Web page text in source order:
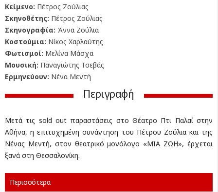
Κείμενο: Πέτρος Ζούλιας
Σκηνοθέτης: Πέτρος Ζούλιας
Σκηνογραφία: Άννα Ζούλια
Κοστούμια: Νίκος Χαρλαύτης
Φωτισμοί: Μελίνα Μάσχα
Μουσική: Παναγιώτης Τσεβάς
Ερμηνεύουν: Νένα Μεντή
Περιγραφή
Μετά τις sold out παραστάσεις στο Θέατρο Πτι Παλαί στην
Αθήνα, η επιτυχημένη συνάντηση του Πέτρου Ζούλια και της
Νένας Μεντή, στον θεατρικό μονόλογο «ΜΙΑ ΖΩΗ», έρχεται
ξανά στη Θεσσαλονίκη.
Περισσότερα